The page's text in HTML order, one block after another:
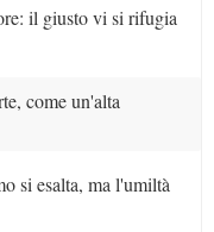
il giusto vi si rifugia
come un'alta
si esalta, ma l'umiltà